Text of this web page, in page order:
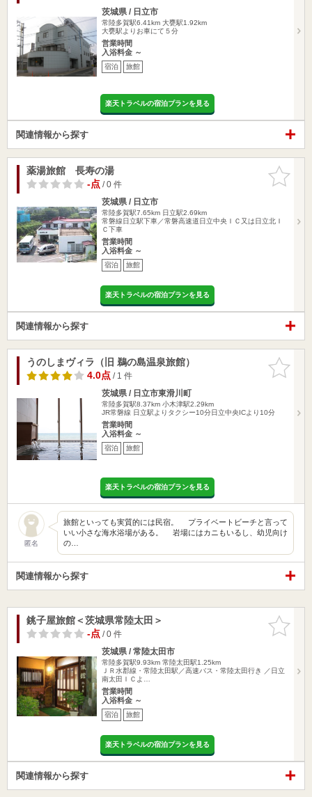
茨城県 / 日立市
常陸多賀駅6.41km 大甕駅1.92km
大甕駅よりお車にて５分
営業時間
入浴料金 ～
宿泊 旅館
楽天トラベルの宿泊プランを見る
関連情報から探す
お気に入
りに追加
薬湯旅館 長寿の湯
-点/ 0 件
茨城県 / 日立市
常陸多賀駅7.65km 日立駅2.69km
常磐線日立駅下車／常磐高速道日立中央ＩＣ又は日立北Ｉ
Ｃ下車
営業時間
入浴料金 ～
宿泊 旅館
楽天トラベルの宿泊プランを見る
関連情報から探す
お気に入
りに追加
うのしまヴィラ（旧 鵜の島温泉旅館）
4.0点/ 1 件
茨城県 / 日立市東滑川町
常陸多賀駅8.37km 小木津駅2.29km
JR常磐線 日立駅よりタクシー10分日立中央ICより10分
営業時間
入浴料金 ～
宿泊 旅館
楽天トラベルの宿泊プランを見る
匿名
旅館といっても実質的には民宿。 プライベートビーチと言って
いい小さな海水浴場がある。 岩場にはカニもいるし、幼児向け
の…
関連情報から探す
お気に入
りに追加
銚子屋旅館＜茨城県常陸太田＞
-点/ 0 件
茨城県 / 常陸太田市
常陸多賀駅9.93km 常陸太田駅1.25km
ＪＲ水郡線・常陸太田駅／高速バス・常陸太田行き ／日立
南太田ＩＣよ…
営業時間
入浴料金 ～
宿泊 旅館
楽天トラベルの宿泊プランを見る
関連情報から探す